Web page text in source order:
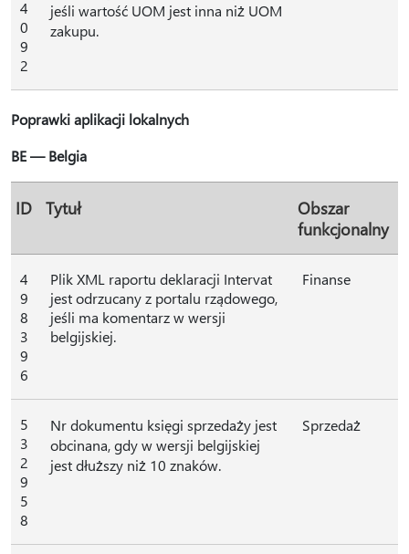
4
0
9
2
jeśli wartość UOM jest inna niż UOM
zakupu.
Poprawki aplikacji lokalnych
BE — Belgia
ID Tytuł
Obszar
funkcjonalny
4
9
8
3
9
6
Plik XML raportu deklaracji Intervat
jest odrzucany z portalu rządowego,
jeśli ma komentarz w wersji
belgijskiej.
Finanse
5
3
2
9
5
8
Nr dokumentu księgi sprzedaży jest
obcinana, gdy w wersji belgijskiej
jest dłuższy niż 10 znaków.
Sprzedaż